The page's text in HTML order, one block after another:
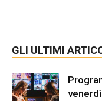
GLI ULTIMI